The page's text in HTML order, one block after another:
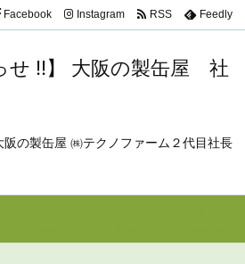
せ !!】 大阪の製缶屋 社
の製缶屋 ㈱テクノファーム２代目社長
Facebook Instagram RSS Feedly